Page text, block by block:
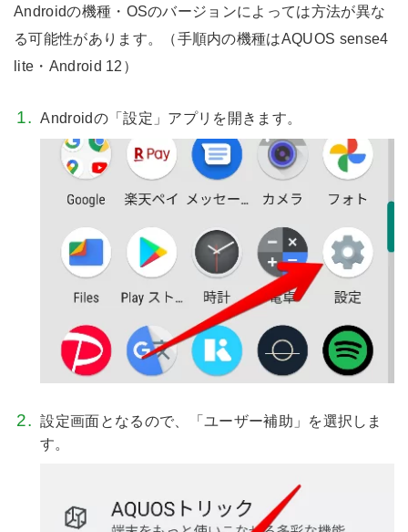
Androidの機種・OSのバージョンによっては方法が異な
る可能性があります。（手順内の機種はAQUOS sense4
lite・Android 12）
Androidの「設定」アプリを開きます。
設定画面となるので、「ユーザー補助」を選択しま
す。